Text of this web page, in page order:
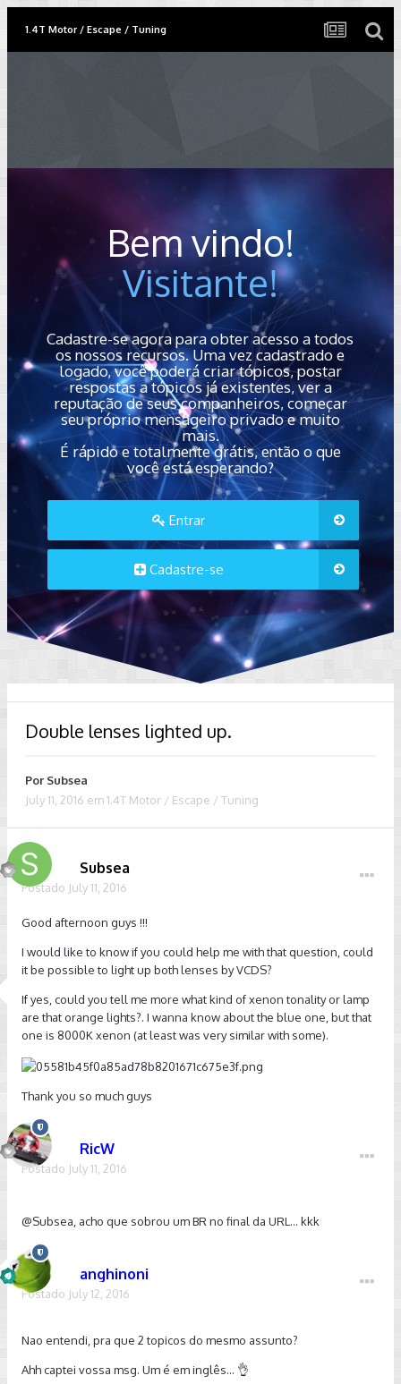
1.4T Motor / Escape / Tuning
Bem vindo!
Visitante!
Cadastre-se agora para obter acesso a todos
os nossos recursos. Uma vez cadastrado e
logado, você poderá criar tópicos, postar
respostas a tópicos já existentes, ver a
reputação de seus companheiros, começar
seu próprio mensageiro privado e muito
mais.
É rápido e totalmente grátis, então o que
você está esperando?
Entrar
Cadastre-se
Double lenses lighted up.
Por Subsea
July 11, 2016 em1.4T Motor / Escape / Tuning
Subsea
Postado July 11, 2016
Good afternoon guys !!!
I would like to know if you could help me with that question, could
it be possible to light up both lenses by VCDS?
If yes, could you tell me more what kind of xenon tonality or lamp
are that orange lights?. I wanna know about the blue one, but that
one is 8000K xenon (at least was very similar with some).
Thank you so much guys
RicW
Postado July 11, 2016
@Subsea , acho que sobrou um BR no final da URL... kkk
anghinoni
Postado July 12, 2016
Nao entendi, pra que 2 topicos do mesmo assunto?
Ahh captei vossa msg. Um é em inglês... 👌